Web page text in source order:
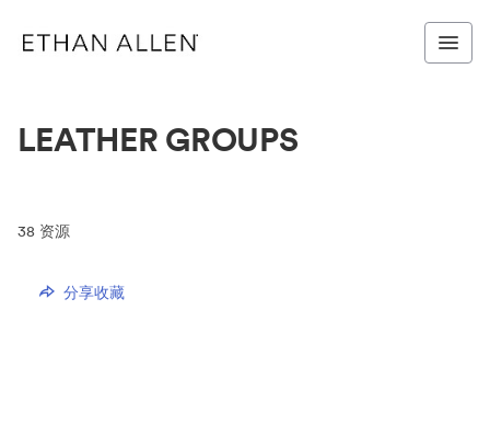
LEATHER GROUPS
38 资源
分享收藏